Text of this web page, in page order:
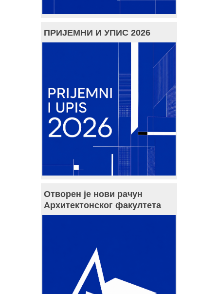
ПРИЈЕМНИ И УПИС 2026
Отворен је нови рачун
Архитектонског факултета